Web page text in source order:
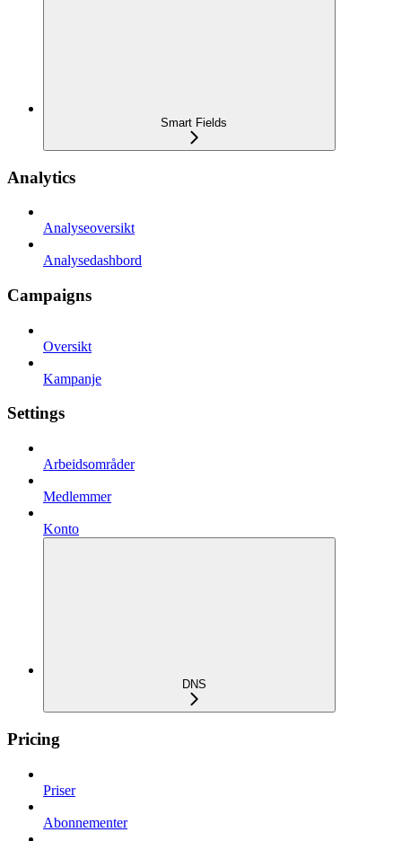
Smart Fields
Analytics
Analyseoversikt
Analysedashbord
Campaigns
Oversikt
Kampanje
Settings
Arbeidsområder
Medlemmer
Konto
DNS
Pricing
Priser
Abonnementer